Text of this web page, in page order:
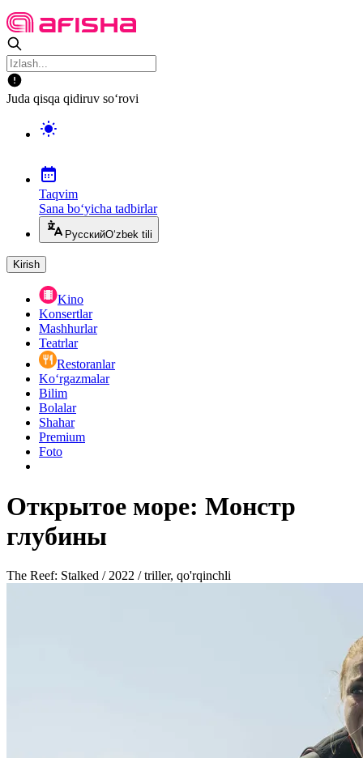
Juda qisqa qidiruv so‘rovi
Taqvim
Sana bo‘yicha tadbirlar
РусскийO‘zbek tili
Kirish
Kino
Konsertlar
Mashhurlar
Teatrlar
Restoranlar
Ko‘rgazmalar
Bilim
Bolalar
Shahar
Premium
Foto
Открытое море: Монстр
глубины
The Reef: Stalked / 2022 / triller, qo'rqinchli